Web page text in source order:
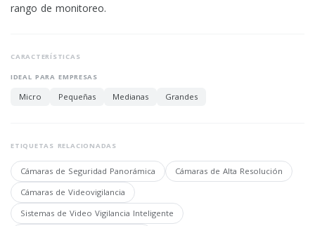
rango de monitoreo.
CARACTERÍSTICAS
IDEAL PARA EMPRESAS
Micro Pequeñas Medianas Grandes
ETIQUETAS RELACIONADAS
Cámaras de Seguridad Panorámica
Cámaras de Alta Resolución
Cámaras de Videovigilancia
Sistemas de Video Vigilancia Inteligente